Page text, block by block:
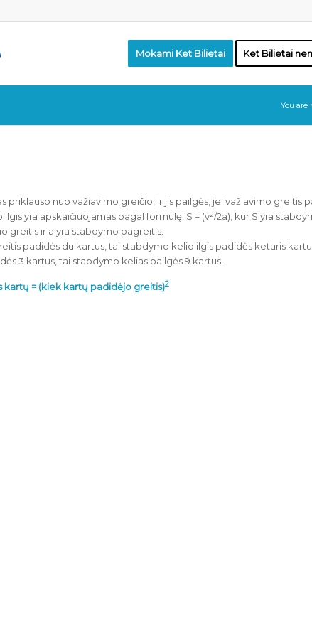
Mokami Ket Bilietai Ket Bilietai
You are
priklauso nuo važiavimo greičio, ir jis pailgės, jei važiavimo greitis
yra apskaičiuojamas pagal formulę: S = (v²/2a), kur S yra
greitis ir a yra stabdymo pagreitis.
padidės du kartus, tai stabdymo kelio ilgis padidės keturis
3 kartus, tai stabdymo kelias pailgės 9 kartus.
kartų = (kiek kartų padidėjo greitis)2